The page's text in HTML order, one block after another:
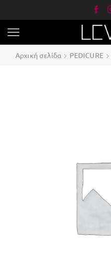
Αρχική σελίδα PEDICURE